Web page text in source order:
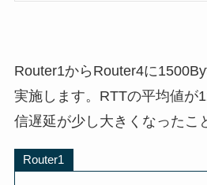
Router1からRouter4に
実施します。 RTTの平均値が
信遅延が少し大きくなったこ
Router1